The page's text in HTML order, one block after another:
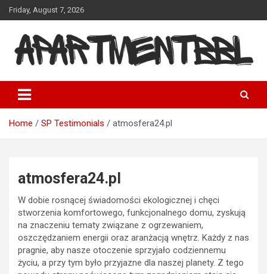
Skip
to
Friday, August 7, 2026
Apartmentbbl
Home SP Testimonials atmosfera24.pl
atmosfera24.pl
W dobie rosnącej świadomości ekologicznej i chęci
stworzenia komfortowego, funkcjonalnego domu, zyskują
na znaczeniu tematy związane z ogrzewaniem,
oszczędzaniem energii oraz aranżacją wnętrz. Każdy z nas
pragnie, aby nasze otoczenie sprzyjało codziennemu
życiu, a przy tym było przyjazne dla naszej planety. Z tego